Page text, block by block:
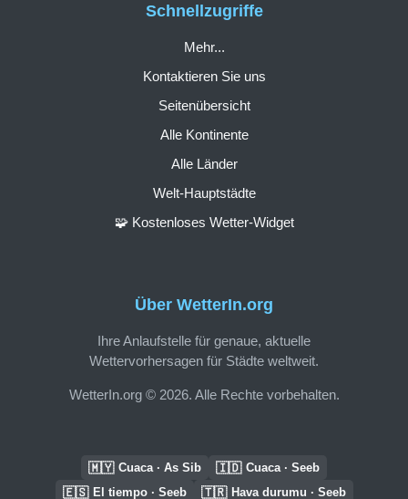
Über WetterIn.org
Ihre Anlaufstelle für genaue, aktuelle
Wettervorhersagen für Städte weltweit.
WetterIn.org © 2026. Alle Rechte vorbehalten.
Schnellzugriffe
Mehr...
Kontaktieren Sie uns
Seitenübersicht
Alle Kontinente
Alle Länder
Welt-Hauptstädte
🧩 Kostenloses Wetter-Widget
🇲🇾 Cuaca · As Sib 🇮🇩 Cuaca · Seeb
🇪🇸 El tiempo · Seeb 🇹🇷 Hava durumu · Seeb